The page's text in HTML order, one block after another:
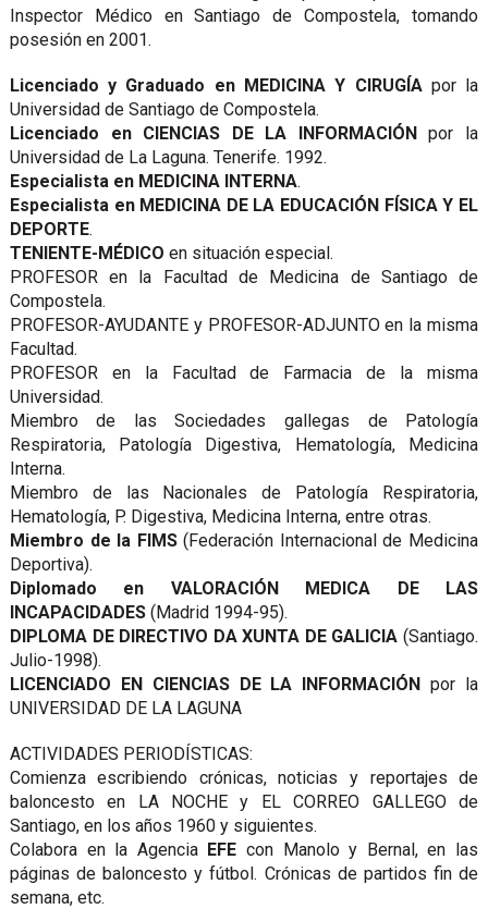
Inspector Médico en Santiago de Compostela, tomando
posesión en 2001.
Licenciado y Graduado en MEDICINA Y CIRUGÍApor la
Universidad de Santiago de Compostela.
Licenciado en CIENCIAS DE LA INFORMACIÓNpor la
Universidad de La Laguna. Tenerife. 1992.
Especialista en MEDICINA INTERNA.
Especialista en MEDICINA DE LA EDUCACIÓN FÍSICA Y EL
DEPORTE.
TENIENTE-MÉDICO en situación especial.
PROFESOR en la Facultad de Medicina de Santiago de
Compostela.
PROFESOR-AYUDANTE y PROFESOR-ADJUNTO en la misma
Facultad.
PROFESOR en la Facultad de Farmacia de la misma
Universidad.
Miembro de las Sociedades gallegas de Patología
Respiratoria, Patología Digestiva, Hematología, Medicina
Interna.
Miembro de las Nacionales de Patología Respiratoria,
Hematología, P. Digestiva, Medicina Interna, entre otras.
Miembro de la FIMS(Federación Internacional de Medicina
Deportiva).
Diplomado en VALORACIÓN MEDICA DE LAS
INCAPACIDADES(Madrid 1994-95).
DIPLOMA DE DIRECTIVO DA XUNTA DE GALICIA (Santiago.
Julio-1998).
LICENCIADO EN CIENCIAS DE LA INFORMACIÓN por la
UNIVERSIDAD DE LA LAGUNA
ACTIVIDADES PERIODÍSTICAS:
Comienza escribiendo crónicas, noticias y reportajes de
baloncesto en LA NOCHE y EL CORREO GALLEGO de
Santiago, en los años 1960 y siguientes.
Colabora en la Agencia EFE con Manolo y Bernal, en las
páginas de baloncesto y fútbol. Crónicas de partidos fin de
semana, etc.